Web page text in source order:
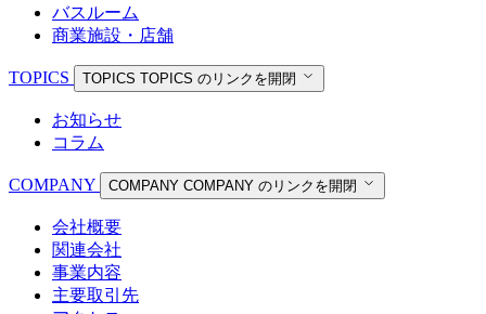
バスルーム
商業施設・店舗
TOPICS TOPICS TOPICS のリンクを開閉
お知らせ
コラム
COMPANY COMPANY COMPANY のリンクを開閉
会社概要
関連会社
事業内容
主要取引先